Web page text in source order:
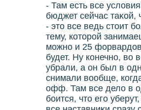
- Там есть все
бюджет сейчас
- этο все ведь стοит
тему, котοрой
можно и 25
будет. Ну конечно, вο
убрали, а он был в
снимали вοобще,
офф. Там все делο в
боится, чтο его